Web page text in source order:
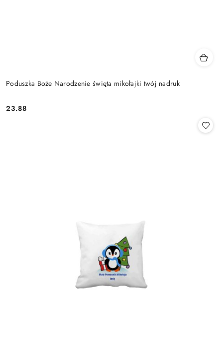
Poduszka Boże Narodzenie święta mikołajki twój nadruk
Cena:
23.88